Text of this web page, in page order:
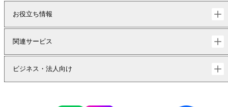
お役立ち情報
関連サービス
ビジネス・法人向け